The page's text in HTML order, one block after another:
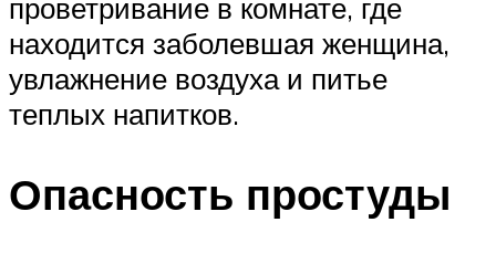
проветривание в комнате, где
находится заболевшая женщина,
увлажнение воздуха и питье
теплых напитков.
Опасность простуды